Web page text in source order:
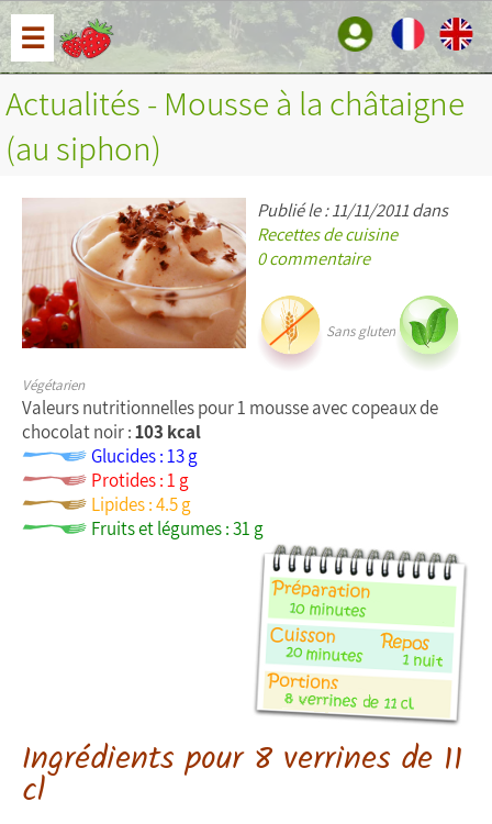
☰
Actualités - Mousse à la châtaigne
(au siphon)
Publié le : 11/11/2011 dans
Recettes de cuisine
0 commentaire
Sans gluten
Végétarien
Valeurs nutritionnelles pour 1 mousse avec copeaux de
chocolat noir :103 kcal
Glucides : 13 g
Protides : 1 g
Lipides : 4.5 g
Fruits et légumes : 31 g
Ingrédients pour 8 verrines de 11
cl